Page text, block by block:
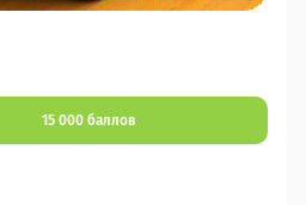
15 000 баллов